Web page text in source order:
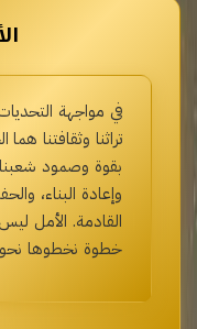
في مواجهة
تراثنا وثقافتنا
بقوة وصمود
وإعادة البناء،
القادمة. الأمل
خطوة نخطوها